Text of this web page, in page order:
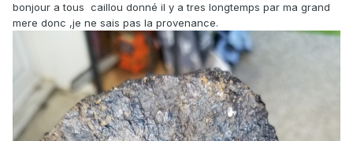
bonjour a tous caillou donné il y a tres longtemps par ma grand
mere donc ,je ne sais pas la provenance.